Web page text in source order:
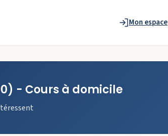
Mon espace
- Cours à domicile